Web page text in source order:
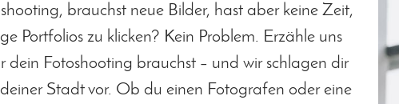
brauchst neue Bilder, hast aber keine Zeit,
Portfolios zu klicken? Kein Problem. Erzähle uns
dein Fotoshooting brauchst – und wir schlagen dir
Stadt vor. Ob du einen Fotografen oder eine